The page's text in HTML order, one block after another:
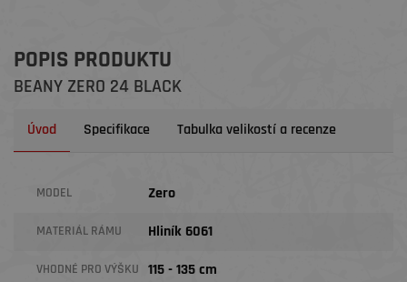
POPIS PRODUKTU
BEANY ZERO 24 BLACK
Úvod Specifikace Tabulka velikostí a recenze
MODEL Zero
MATERIÁL RÁMU Hliník 6061
VHODNÉ PRO VÝŠKU 115 - 135 cm